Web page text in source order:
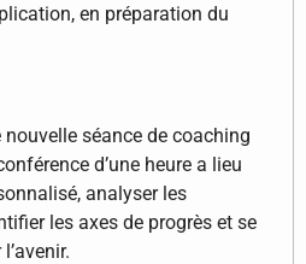
en préparation du
séance de coaching
d’une heure a lieu
analyser les
les axes de progrès et se